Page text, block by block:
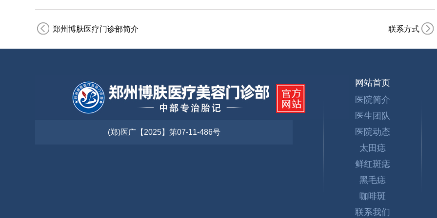
郑州博肤医疗门诊部简介 联系方式
(郑)医广【2025】第07-11-486号
网站首页
医院简介
医生团队
医院动态
太田痣
鲜红斑痣
黑毛痣
咖啡斑
联系我们